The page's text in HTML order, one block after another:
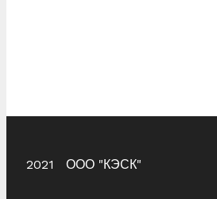
2021 ООО "КЭСК"